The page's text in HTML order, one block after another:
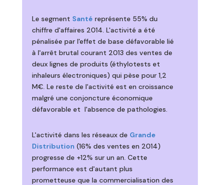
Le segment Santé représente 55% du
chiffre d'affaires 2014. L'activité a été
pénalisée par l'effet de base défavorable lié
à l'arrêt brutal courant 2013 des ventes de
deux lignes de produits (éthylotests et
inhaleurs électroniques) qui pèse pour 1,2
M€. Le reste de l'activité est en croissance
malgré une conjoncture économique
défavorable et l'absence de pathologies.
L'activité dans les réseaux de Grande
Distribution (16% des ventes en 2014)
progresse de +12% sur un an. Cette
performance est d'autant plus
prometteuse que la commercialisation des